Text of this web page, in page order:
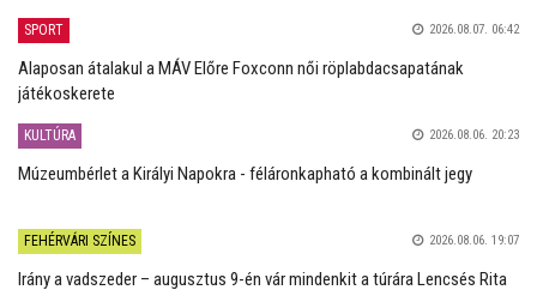
SPORT 2026.08.07. 06:42
Alaposan átalakul a MÁV Előre Foxconn női röplabdacsapatának
játékoskerete
KULTÚRA 2026.08.06. 20:23
Múzeumbérlet a Királyi Napokra - féláronkapható a kombinált jegy
FEHÉRVÁRI SZÍNES 2026.08.06. 19:07
Irány a vadszeder – augusztus 9-én vár mindenkit a túrára Lencsés Rita